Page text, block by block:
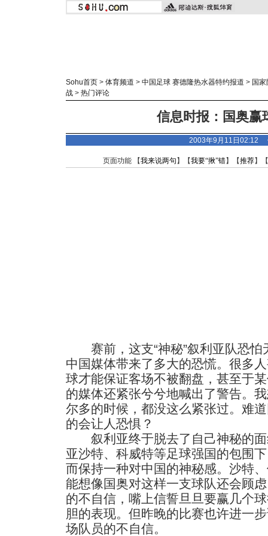
Sohu首页 > 体育频道 > 中国足球 赛德隆热水器特约报道 > 国家
战 > 热门评论
信息时报：国奥赢
2003年9月11日02:12
页面功能 【我来说两句 】【我要“揪”错】【推荐】
赛前，这支“神秘”叙利亚队恐怕
中国媒体带来了多大的恐慌。很多
球才能保证客场不被翻盘，甚至于
的媒体还紧张兮兮地喊出了警告。
尔多的时候，都没这么紧张过。难
的会让人恐惧？
叙利亚终于脱去了自己神秘的面
亚沙特、科威特等足球强国的包围
而保持一种对中国的神秘感。沙特
能想像国奥对这样一支球队还会顾
的不自信，嘴上信誓旦旦要赢几个
胆的表现。但昨晚的比赛也许进一
场队员的不自信。